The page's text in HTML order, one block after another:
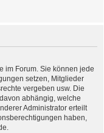
im Forum. Sie können jede
setzen, Mitglieder
vergeben usw. Die
abhängig, welche
Administrator erteilt
haben,